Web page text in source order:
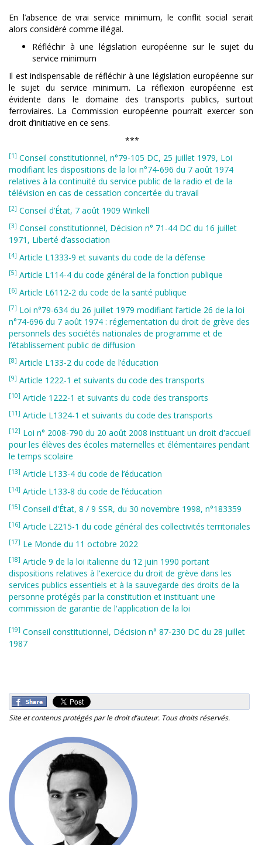
En l’absence de vrai service minimum, le conflit social serait
alors considéré comme illégal.
Réfléchir à une législation européenne sur le sujet du
service minimum
Il est indispensable de réfléchir à une législation européenne sur
le sujet du service minimum. La réflexion européenne est
évidente dans le domaine des transports publics, surtout
ferroviaires. La Commission européenne pourrait exercer son
droit d’initiative en ce sens.
***
[1] Conseil constitutionnel, n°79-105 DC, 25 juillet 1979, Loi
modifiant les dispositions de la loi n°74-696 du 7 août 1974
relatives à la continuité du service public de la radio et de la
télévision en cas de cessation concertée du travail
[2] Conseil d’État, 7 août 1909 Winkell
[3] Conseil constitutionnel, Décision n° 71-44 DC du 16 juillet
1971, Liberté d’association
[4] Article L1333-9 et suivants du code de la défense
[5] Article L114-4 du code général de la fonction publique
[6] Article L6112-2 du code de la santé publique
[7] Loi n°79-634 du 26 juillet 1979 modifiant l’article 26 de la loi
n°74-696 du 7 août 1974 : réglementation du droit de grève des
personnels des sociétés nationales de programme et de
l’établissement public de diffusion
[8] Article L133-2 du code de l’éducation
[9] Article 1222-1 et suivants du code des transports
[10] Article 1222-1 et suivants du code des transports
[11] Article L1324-1 et suivants du code des transports
[12] Loi n° 2008-790 du 20 août 2008 instituant un droit d'accueil
pour les élèves des écoles maternelles et élémentaires pendant
le temps scolaire
[13] Article L133-4 du code de l’éducation
[14] Article L133-8 du code de l’éducation
[15] Conseil d'État, 8 / 9 SSR, du 30 novembre 1998, n°183359
[16] Article L2215-1 du code général des collectivités territoriales
[17] Le Monde du 11 octobre 2022
[18] Article 9 de la loi italienne du 12 juin 1990 portant
dispositions relatives à l'exercice du droit de grève dans les
services publics essentiels et à la sauvegarde des droits de la
personne protégés par la constitution et instituant une
commission de garantie de l'application de la loi
[19] Conseil constitutionnel, Décision n° 87-230 DC du 28 juillet
1987
Site et contenus protégés par le droit d’auteur. Tous droits réservés.